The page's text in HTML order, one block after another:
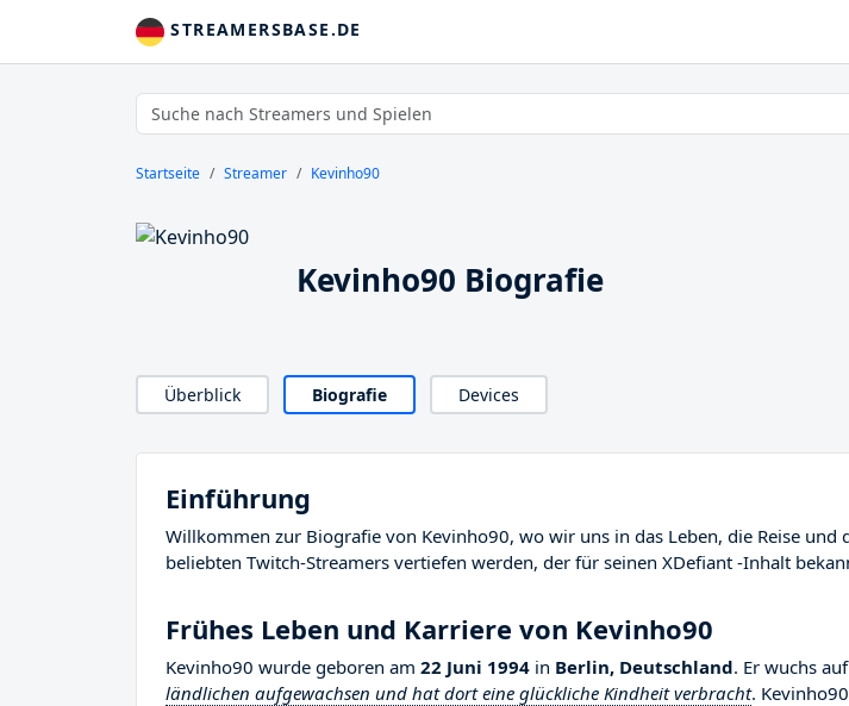
STREAMERSBASE.DE
Startseite Streamer Kevinho90
Kevinho90 Biografie
Überblick Biografie Devices
Einführung
Willkommen zur Biografie von Kevinho90, wo wir uns in das Leben, die Reise und
beliebten Twitch-Streamers vertiefen werden, der für seinen XDefiant -Inhalt
Frühes Leben und Karriere von Kevinho90
Kevinho90 wurde geboren am 22 Juni 1994 in Berlin, Deutschland. Er wuchs auf
ländlichen aufgewachsen und hat dort eine glückliche Kindheit verbracht.